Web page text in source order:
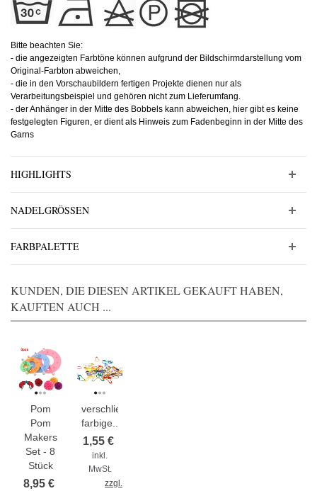
Bitte beachten Sie:
- die angezeigten Farbtöne können aufgrund der Bildschirmdarstellung vom
Original-Farbton abweichen,
- die in den Vorschaubildern fertigen Projekte dienen nur als
Verarbeitungsbeispiel und gehören nicht zum Lieferumfang.
- der Anhänger in der Mitte des Bobbels kann abweichen, hier gibt es keine
festgelegten Figuren, er dient als Hinweis zum Fadenbeginn in der Mitte des
Garns
HIGHLIGHTS
NADELGRÖSSEN
FARBPALETTE
KUNDEN, DIE DIESEN ARTIKEL GEKAUFT HABEN,
KAUFTEN AUCH ...
Pom
Pom
Makers
Set - 8
Stück
8,95 €
verschließbare
farbige...
1,55 €
inkl.
MwSt.
zzgl.